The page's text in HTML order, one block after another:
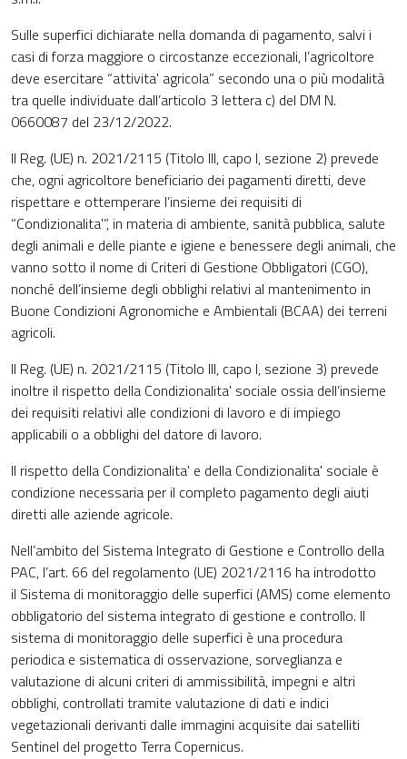
Sulle superfici dichiarate nella domanda di pagamento, salvi i
casi di forza maggiore o circostanze eccezionali, l’agricoltore
deve esercitare “attivita' agricola” secondo una o più modalità
tra quelle individuate dall’articolo 3 lettera c) del DM N.
0660087 del 23/12/2022.
Il Reg. (UE) n. 2021/2115 (Titolo III, capo I, sezione 2) prevede
che, ogni agricoltore beneficiario dei pagamenti diretti, deve
rispettare e ottemperare l’insieme dei requisiti di
“Condizionalita'”, in materia di ambiente, sanità pubblica, salute
degli animali e delle piante e igiene e benessere degli animali, che
vanno sotto il nome di Criteri di Gestione Obbligatori (CGO),
nonché dell’insieme degli obblighi relativi al mantenimento in
Buone Condizioni Agronomiche e Ambientali (BCAA) dei terreni
agricoli.
Il Reg. (UE) n. 2021/2115 (Titolo III, capo I, sezione 3) prevede
inoltre il rispetto della Condizionalita' sociale ossia dell’insieme
dei requisiti relativi alle condizioni di lavoro e di impiego
applicabili o a obblighi del datore di lavoro.
Il rispetto della Condizionalita' e della Condizionalita' sociale è
condizione necessaria per il completo pagamento degli aiuti
diretti alle aziende agricole.
Nell’ambito del Sistema Integrato di Gestione e Controllo della
PAC, l’art. 66 del regolamento (UE) 2021/2116 ha introdotto
il Sistema di monitoraggio delle superfici (AMS) come elemento
obbligatorio del sistema integrato di gestione e controllo. Il
sistema di monitoraggio delle superfici è una procedura
periodica e sistematica di osservazione, sorveglianza e
valutazione di alcuni criteri di ammissibilità, impegni e altri
obblighi, controllati tramite valutazione di dati e indici
vegetazionali derivanti dalle immagini acquisite dai satelliti
Sentinel del progetto Terra Copernicus.